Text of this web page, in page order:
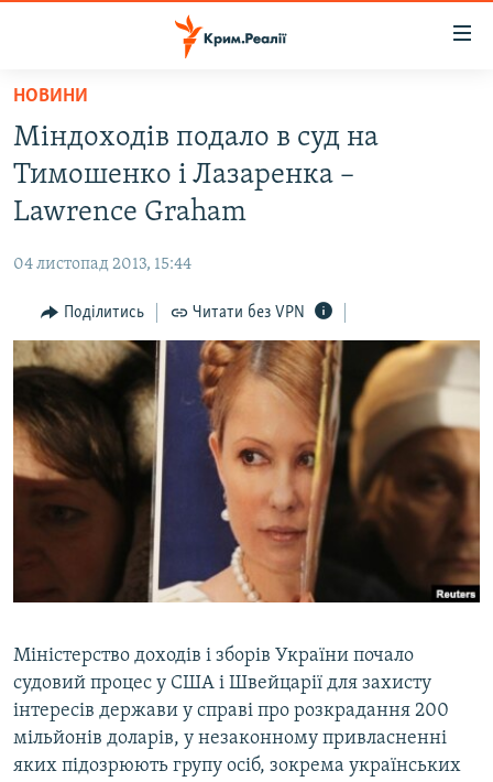
Перейти
основного
матеріалу
Перейти
до
основної
Перейти
до
пошуку
ВОДА.КРИМ
ВІДЕО ТА ФОТО
БЛОГИ
ПОГЛЯД
ІНТЕРВ'Ю
СПЕЦПРОЕКТИ
ДЕПОРТАЦІЯ
ВІДЕОУРОКИ «ELIFBE»
СВІДЧЕННЯ ОКУПАЦІЇ
УКРАЇНСЬКА ПРОБЛЕМА КРИМУ
ЯК ОБІЙТИ БЛОКУВАННЯ
Усі сайти RFE/RL
НОВИНИ
Міндоходів подало в суд на
Тимошенко і Лазаренка –
Lawrence Graham
04 листопад 2013, 15:44
Поділитись Читати без VPN
Міністерство доходів і зборів України почало
судовий процес у США і Швейцарії для захисту
інтересів держави у справі про розкрадання 200
мільйонів доларів, у незаконному привласненні
яких підозрюють групу осіб, зокрема українських